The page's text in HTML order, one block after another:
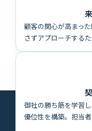
顧客の関心が高まっ
さずアプローチする
御社の勝ち筋を学習
優位性を構築。担当